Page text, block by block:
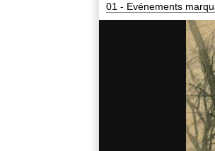
01 - Evénements